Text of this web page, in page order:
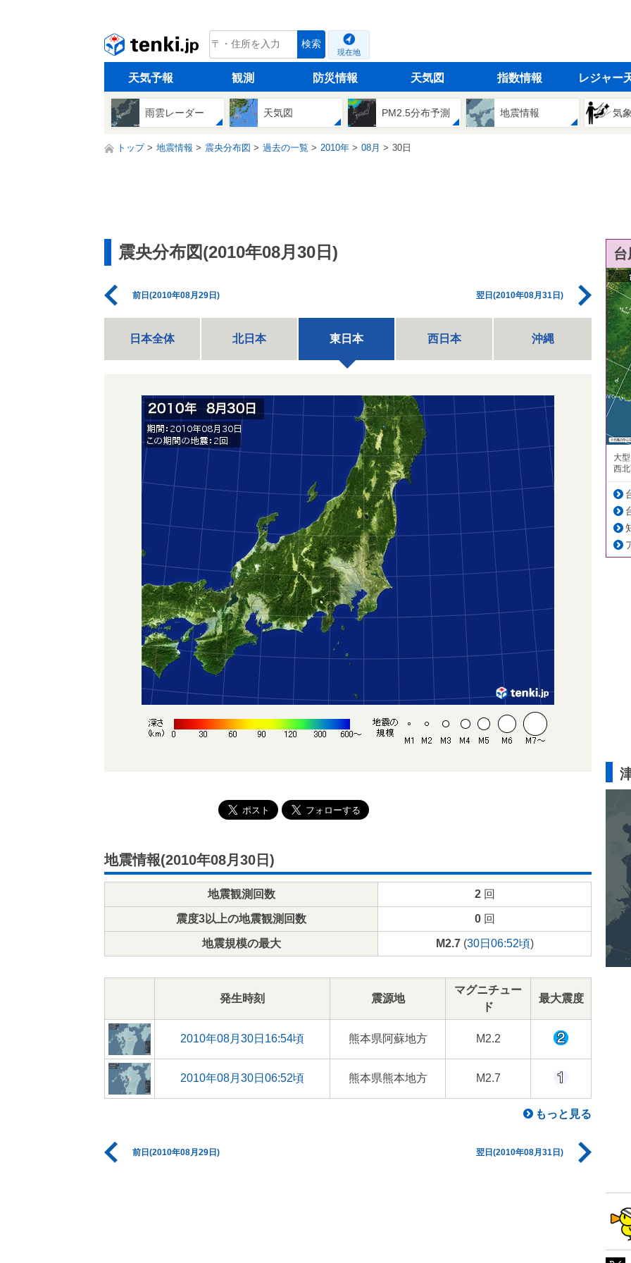
tenki.jp 検索
現在地
天気予報 観測 防災情報 天気図 指数情報 レジャー
雨雲レーダー 天気図 PM2.5分布予測 地震情報 気
トップ 地震情報 震央分布図 過去の一覧 2010年 08月 30日
震央分布図(2010年08月30日)
前日(2010年08月29日) 翌日(2010年08月31日)
日本全体 北日本 東日本 西日本 沖縄
地震情報(2010年08月30日)
地震観測回数 2回
震度3以上の地震観測回数 0回
地震規模の最大 M2.7(30日06:52頃)
発生時刻 震源地
マグニチュー
ド
最大震度
2010年08月30日16:54頃 熊本県阿蘇地方 M2.2
2010年08月30日06:52頃 熊本県熊本地方 M2.7
もっと見る
前日(2010年08月29日) 翌日(2010年08月31日)
大
西